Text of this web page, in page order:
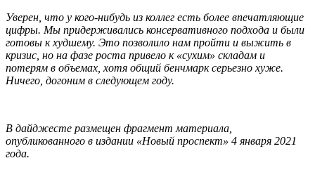
Уверен, что у кого-нибудь из коллег есть более впечатляющие
цифры. Мы придерживались консервативного подхода и были
готовы к худшему. Это позволило нам пройти и выжить в
кризис, но на фазе роста привело к «сухим» складам и
потерям в объемах, хотя общий бенчмарк серьезно хуже.
Ничего, догоним в следующем году.
В дайджесте размещен фрагмент материала,
опубликованного в издании «Новый проспект» 4 января 2021
года.